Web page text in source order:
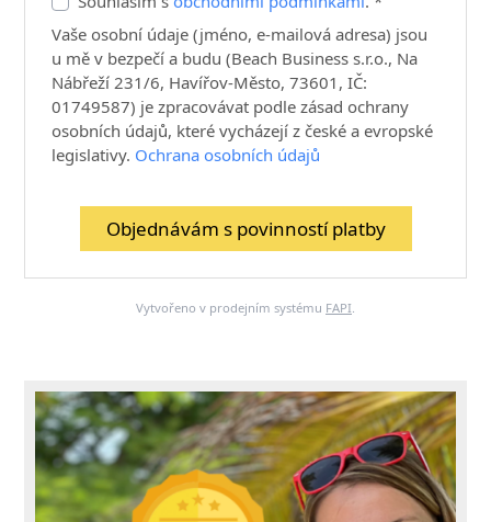
Vaše osobní údaje (jméno, e-mailová adresa) jsou
u mě v bezpečí a budu (Beach Business s.r.o., Na
Nábřeží 231/6, Havířov-Město, 73601, IČ:
01749587) je zpracovávat podle zásad ochrany
osobních údajů, které vycházejí z české a evropské
legislativy. Ochrana osobních údajů
Objednávám s povinností platby
Vytvořeno v prodejním systému FAPI.